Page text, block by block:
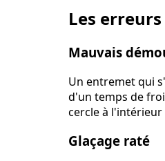
Les
Mauvais
Un entremet qui
d'un temps de
cercle à
Glaçage raté